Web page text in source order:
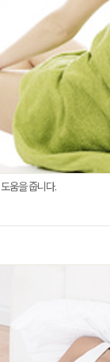
움을 줍니다.